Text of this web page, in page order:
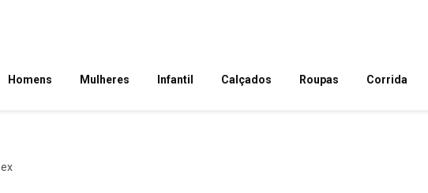
Homens Mulheres Infantil Calçados Roupas Corrida